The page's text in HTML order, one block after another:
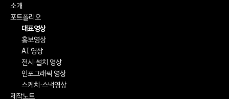
소개
포트폴리오
대표영상
홍보영상
AI 영상
전시·설치 영상
인포그래픽 영상
스케치·스낵영상
제작노트